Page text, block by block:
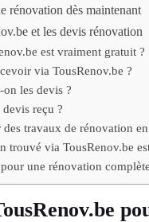
rénovation dès maintenant
et les devis rénovation
est vraiment gratuit ?
via TousRenov.be ?
les devis ?
reçu ?
travaux de rénovation
trouvé via TousRenov.be
une rénovation